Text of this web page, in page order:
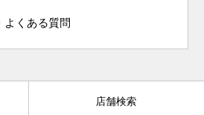
よくある質問
店舗検索